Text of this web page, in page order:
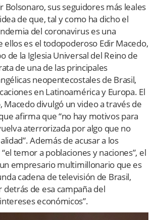
Bolsonaro, sus seguidores más leales
de que, tal y como ha dicho el
del coronavirus es una
ellos es el todopoderoso Edir Macedo,
de la Iglesia Universal del Reino de
de una de las principales
neopentecostales de Brasil,
en Latinoamérica y Europa. El
Macedo divulgó un video a través de
afirma que “no hay motivos para
aterrorizada por algo que no
Además de acusar a los
temor a poblaciones y naciones”, el
empresario multimillonario que es
cadena de televisión de Brasil,
detrás de esa campaña del
económicos”.